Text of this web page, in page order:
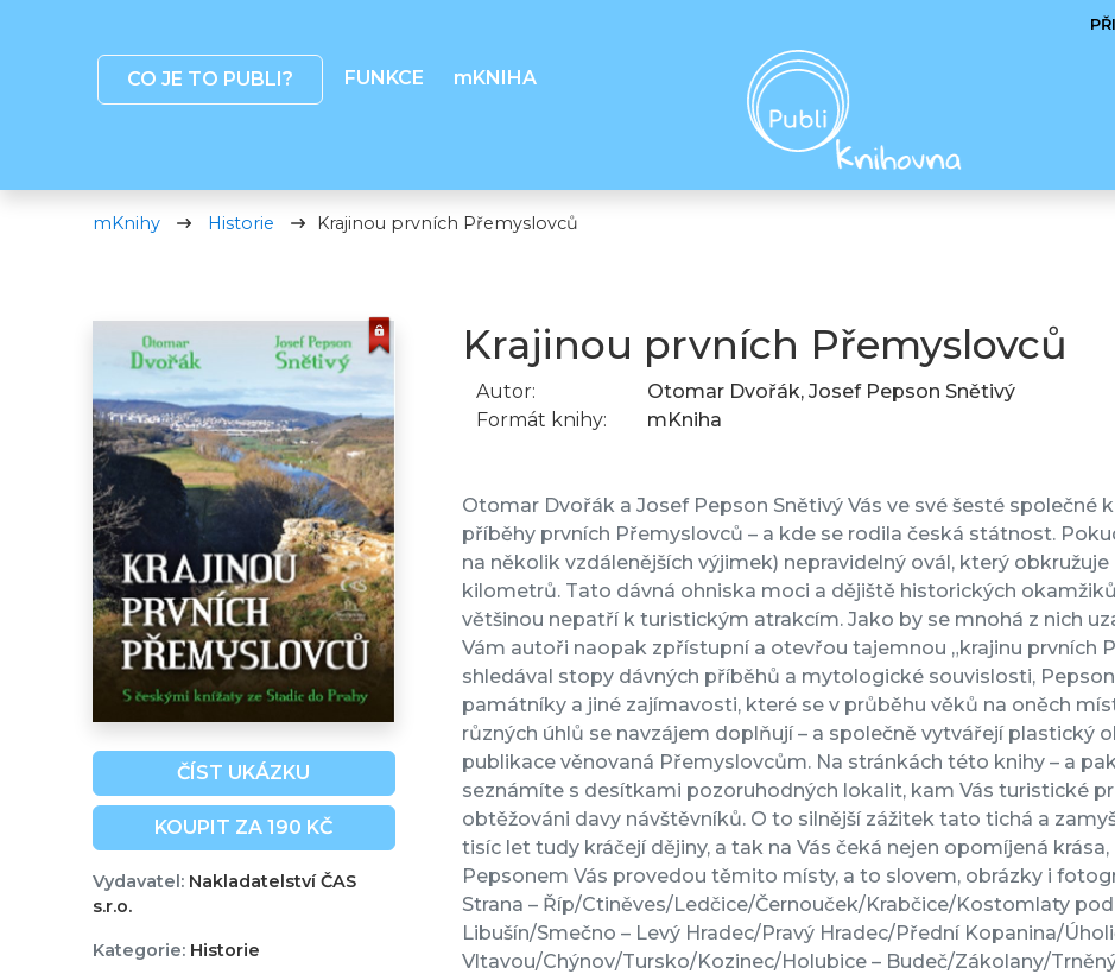
CO JE TO PUBLI? FUNKCE mKNIHA
mKnihy Historie Krajinou prvních Přemyslovců
ČÍST UKÁZKU
KOUPIT ZA 190 KČ
Vydavatel:Nakladatelství ČAS
s.r.o.
Kategorie:Historie
Krajinou prvních Přemyslovců
Autor:
Otomar Dvořák, Josef Pepson Snětivý
Formát knihy:
mKniha
Otomar Dvořák a Josef Pepson Snětivý Vás ve své šesté společné
příběhy prvních Přemyslovců – a kde se rodila česká státnost.
na několik vzdálenějších výjimek) nepravidelný ovál, který
kilometrů. Tato dávná ohniska moci a dějiště historických
většinou nepatří k turistickým atrakcím. Jako by se mnohá z nich
Vám autoři naopak zpřístupní a otevřou tajemnou „krajinu prvních
shledával stopy dávných příběhů a mytologické souvislosti,
památníky a jiné zajímavosti, které se v průběhu věků na oněch
různých úhlů se navzájem doplňují – a společně vytvářejí plastický
publikace věnovaná Přemyslovcům. Na stránkách této knihy – a
seznámíte s desítkami pozoruhodných lokalit, kam Vás turistické
obtěžováni davy návštěvníků. O to silnější zážitek tato tichá a
tisíc let tudy kráčejí dějiny, a tak na Vás čeká nejen opomíjená
Pepsonem Vás provedou těmito místy, a to slovem, obrázky i
Strana – Říp/Ctiněves/Ledčice/Černouček/Krabčice/Kostomlaty
Libušín/Smečno – Levý Hradec/Pravý Hradec/Přední Kopanina/
Vltavou/Chýnov/Tursko/Kozinec/Holubice – Budeč/Zákolany/